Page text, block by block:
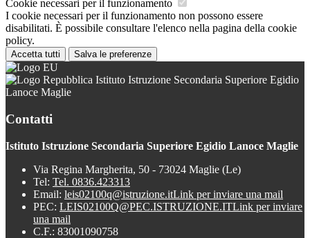
Cookie necessari per il funzionamento
I cookie necessari per il funzionamento non possono essere
disabilitati. È possibile consultare l'elenco nella pagina della cookie
policy.
Accetta tutti Salva le preferenze
Istituto Istruzione Secondaria Superiore Egidio
Lanoce Maglie
Contatti
Istituto Istruzione Secondaria Superiore Egidio Lanoce Maglie
Via Regina Margherita, 50 - 73024 Maglie (Le)
Tel: Tel. 0836.423313
Email: leis02100q@istruzione.itLink per inviare una mail
PEC: LEIS02100Q@PEC.ISTRUZIONE.ITLink per inviare
una mail
C.F.: 83001090758